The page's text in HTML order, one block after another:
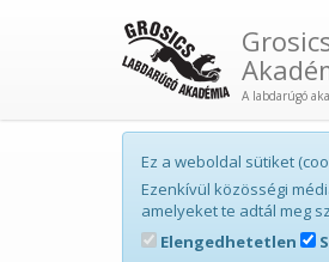
A labdarúgó
Ez a weboldal sütiket
Ezenkívül közösségi
amelyeket te adtál meg
Elengedhetetlen